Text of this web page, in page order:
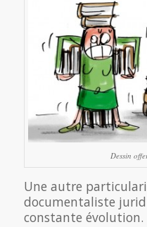
Dessin
Une autre
documentaliste
constante évolution.